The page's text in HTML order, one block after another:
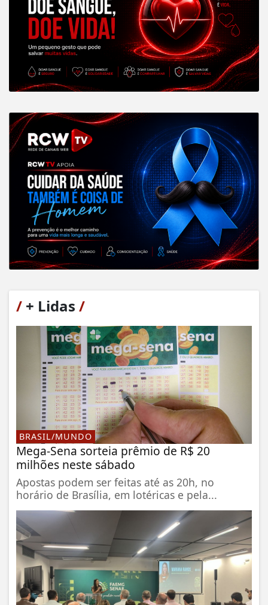
/ + Lidas /
BRASIL/MUNDO
Mega-Sena sorteia prêmio de R$ 20
milhões neste sábado
Apostas podem ser feitas até as 20h, no
horário de Brasília, em lotéricas e pela...